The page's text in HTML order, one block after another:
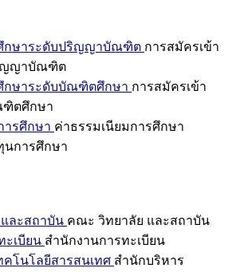
กษาระดับปริญญาบัณฑิต การสมัครเข้า
ญญาบัณฑิต
กษาระดับบัณฑิตศึกษา การสมัครเข้า
ฑิตศึกษา
ารศึกษา ค่าธรรมเนียมการศึกษา
นการศึกษา
ละสถาบัน คณะ วิทยาลัย และสถาบัน
ะเบียน สำนักงานการทะเบียน
คโนโลยีสารสนเทศ สำนักบริหาร